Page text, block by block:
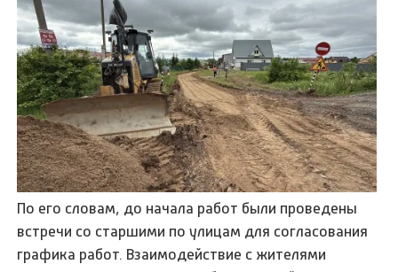
По его словам, до начала работ были проведены
встречи со старшими по улицам для согласования
графика работ. Взаимодействие с жителями